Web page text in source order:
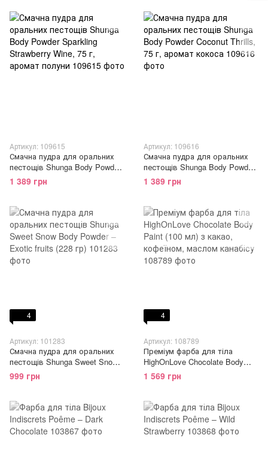
Артикул: 109615
Смачна пудра для оральних
пестощів Shunga Body Powder
Sparkling Strawberry Wine, 75 г,
аромат полуни
1 389 грн
Артикул: 109616
Смачна пудра для оральних
пестощів Shunga Body Powder
Coconut Thrills, 75 г, аромат
кокоса
1 389 грн
4
Артикул: 101283
Смачна пудра для оральних
пестощів Shunga Sweet Snow
Body Powder – Exotic fruits (228
гр)
999 грн
4
Артикул: 108789
Преміум фарба для тіла
HighOnLove Chocolate Body
Paint (100 мл) з какао,
кофеїном, маслом канабісу
1 569 грн